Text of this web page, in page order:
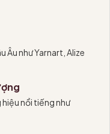
Âu như Yarnart, Alize
nổi tiếng như